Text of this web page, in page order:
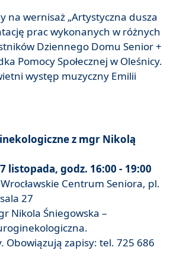
na wernisaż „Artystyczna dusza
prac wykonanych w różnych
Dziennego Domu Senior +
Pomocy Społecznej w Oleśnicy.
występ muzyczny Emilii
z mgr Nikolą
listopada, godz. 16:00 - 19:00
Centrum Seniora, pl.
27
Nikola Śniegowska –
Obowiązują zapisy: tel. 725 686